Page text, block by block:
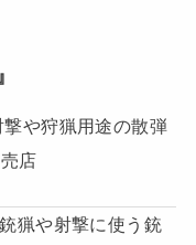
や狩猟用途の散弾
店
猟や射撃に使う銃